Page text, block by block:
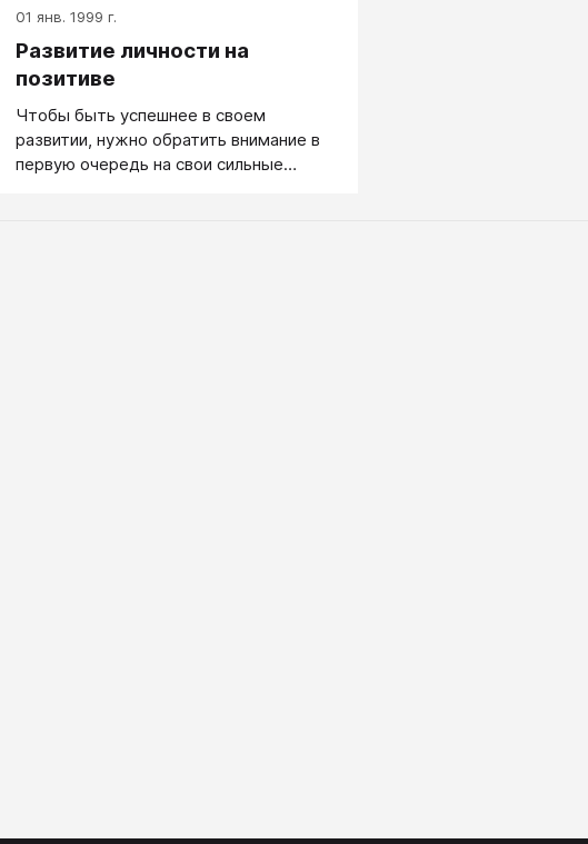
01 янв. 1999 г.
Развитие личности на
позитиве
Чтобы быть успешнее в своем
развитии, нужно обратить внимание в
первую очередь на свои сильные